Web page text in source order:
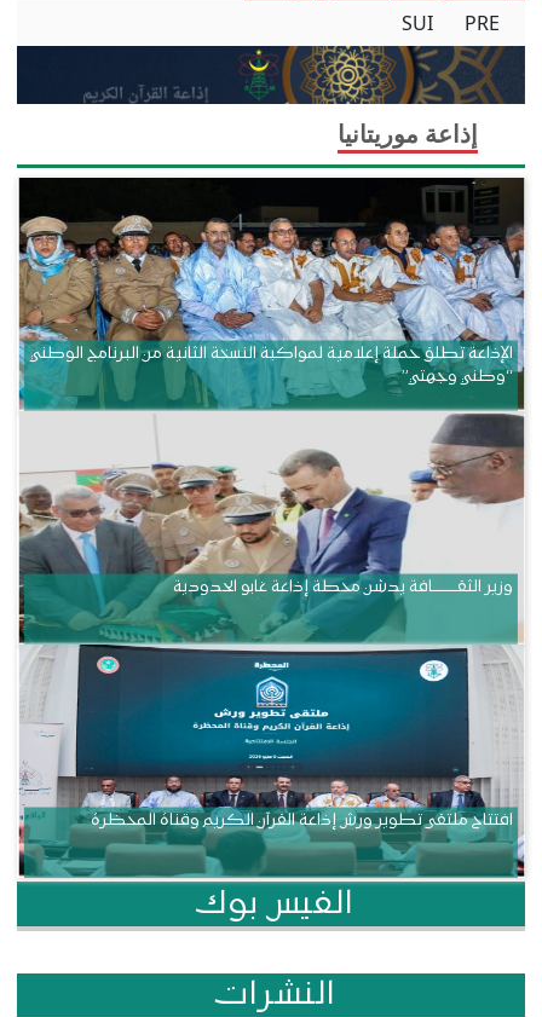
PRE
SUI
إذاعة موريتانيا
الإذاعة تطلق حملة إعلامية لمواكبة النسخة الثانية من البرنامج الوطني
“وطني وجهتي”
وزير الثقــــــــــافة يدشن محطة إذاعة غابو الحدودية
افتتاح ملتقى تطوير ورش إذاعة القرآن الكريم وقناة المحظرة
الفيس بوك
النشرات